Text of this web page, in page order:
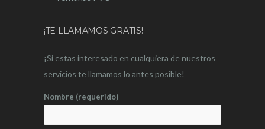
¡TE LLAMAMOS GRATIS!
¡Si estas interesado en cualquiera de nuestros
servicios te llamamos lo antes posible!
Nombre (requerido)